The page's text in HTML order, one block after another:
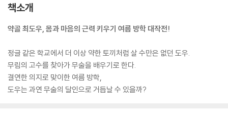
책소개
약골 최도우, 몸과 마음의 근력 키우기 여름 방학 대작전!
정글 같은 학교에서 더 이상 약한 토끼처럼 살 수만은 없던 도우.
무림의 고수를 찾아가 무술을 배우기로 한다.
결연한 의지로 맞이한 여름 방학,
도우는 과연 무술의 달인으로 거듭날 수 있을까?